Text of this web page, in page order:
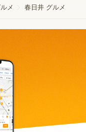
メ 春日井 グルメ